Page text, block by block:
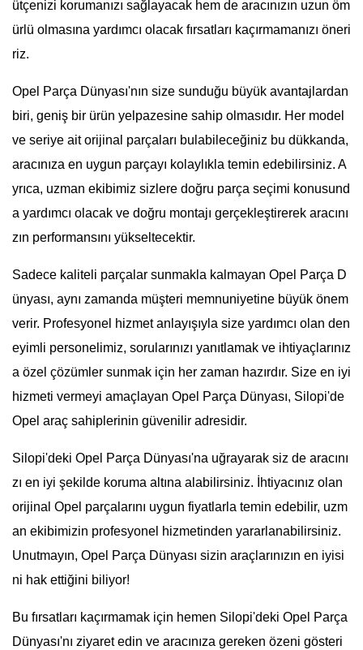
ütçenizi korumanızı sağlayacak hem de aracınızın uzun öm
ürlü olmasına yardımcı olacak fırsatları kaçırmamanızı öneri
riz.
Opel Parça Dünyası'nın size sunduğu büyük avantajlardan
biri, geniş bir ürün yelpazesine sahip olmasıdır. Her model
ve seriye ait orijinal parçaları bulabileceğiniz bu dükkanda,
aracınıza en uygun parçayı kolaylıkla temin edebilirsiniz. A
yrıca, uzman ekibimiz sizlere doğru parça seçimi konusund
a yardımcı olacak ve doğru montajı gerçekleştirerek aracını
zın performansını yükseltecektir.
Sadece kaliteli parçalar sunmakla kalmayan Opel Parça D
ünyası, aynı zamanda müşteri memnuniyetine büyük önem
verir. Profesyonel hizmet anlayışıyla size yardımcı olan den
eyimli personelimiz, sorularınızı yanıtlamak ve ihtiyaçlarınız
a özel çözümler sunmak için her zaman hazırdır. Size en iyi
hizmeti vermeyi amaçlayan Opel Parça Dünyası, Silopi'de
Opel araç sahiplerinin güvenilir adresidir.
Silopi'deki Opel Parça Dünyası'na uğrayarak siz de aracını
zı en iyi şekilde koruma altına alabilirsiniz. İhtiyacınız olan
orijinal Opel parçalarını uygun fiyatlarla temin edebilir, uzm
an ekibimizin profesyonel hizmetinden yararlanabilirsiniz.
Unutmayın, Opel Parça Dünyası sizin araçlarınızın en iyisi
ni hak ettiğini biliyor!
Bu fırsatları kaçırmamak için hemen Silopi'deki Opel Parça
Dünyası'nı ziyaret edin ve aracınıza gereken özeni gösteri